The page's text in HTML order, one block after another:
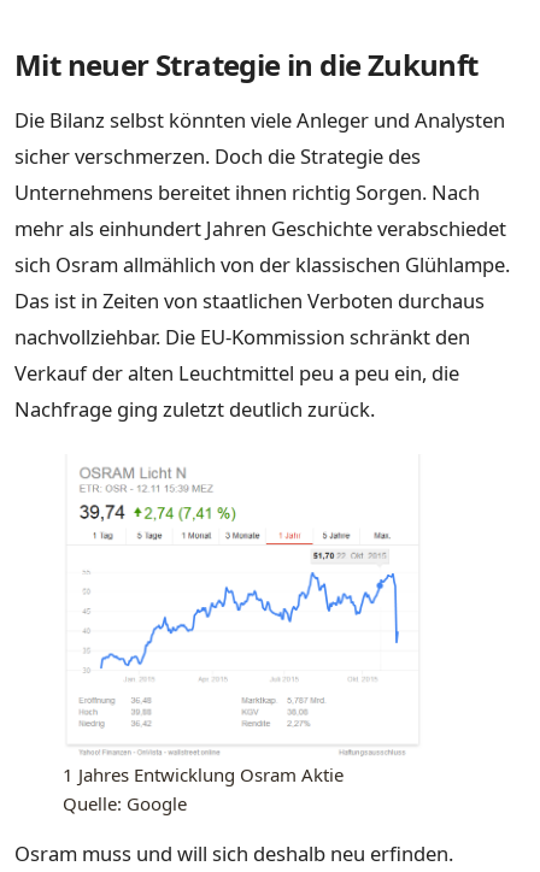
Mit neuer Strategie in die Zukunft
Die Bilanz selbst könnten viele Anleger und Analysten
sicher verschmerzen. Doch die Strategie des
Unternehmens bereitet ihnen richtig Sorgen. Nach
mehr als einhundert Jahren Geschichte verabschiedet
sich Osram allmählich von der klassischen Glühlampe.
Das ist in Zeiten von staatlichen Verboten durchaus
nachvollziehbar. Die EU-Kommission schränkt den
Verkauf der alten Leuchtmittel peu a peu ein, die
Nachfrage ging zuletzt deutlich zurück.
1 Jahres Entwicklung Osram Aktie
Quelle: Google
Osram muss und will sich deshalb neu erfinden.